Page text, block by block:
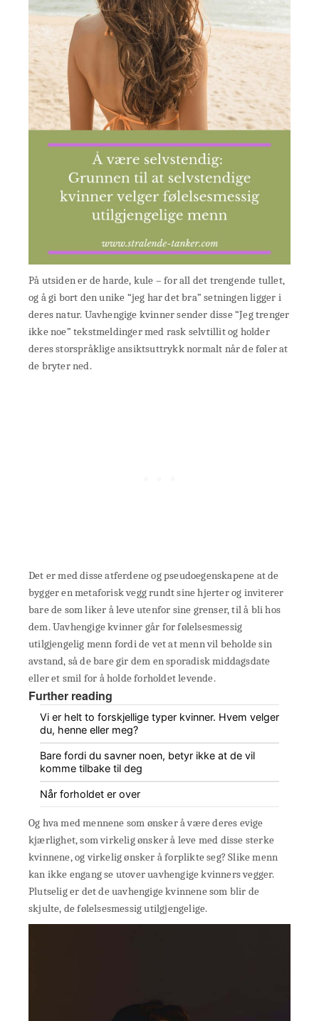
På utsiden er de harde, kule – for all det trengende tullet,
og å gi bort den unike “jeg har det bra” setningen ligger i
deres natur. Uavhengige kvinner sender disse “Jeg trenger
ikke noe” tekstmeldinger med rask selvtillit og holder
deres storspråklige ansiktsuttrykk normalt når de føler at
de bryter ned.
Det er med disse atferdene og pseudoegenskapene at de
bygger en metaforisk vegg rundt sine hjerter og inviterer
bare de som liker å leve utenfor sine grenser, til å bli hos
dem. Uavhengige kvinner går for følelsesmessig
utilgjengelig menn fordi de vet at menn vil beholde sin
avstand, så de bare gir dem en sporadisk middagsdate
eller et smil for å holde forholdet levende.
Further reading
Vi er helt to forskjellige typer kvinner. Hvem velger
du, henne eller meg?
Bare fordi du savner noen, betyr ikke at de vil
komme tilbake til deg
Når forholdet er over
Og hva med mennene som ønsker å være deres evige
kjærlighet, som virkelig ønsker å leve med disse sterke
kvinnene, og virkelig ønsker å forplikte seg? Slike menn
kan ikke engang se utover uavhengige kvinners vegger.
Plutselig er det de uavhengige kvinnene som blir de
skjulte, de følelsesmessig utilgjengelige.